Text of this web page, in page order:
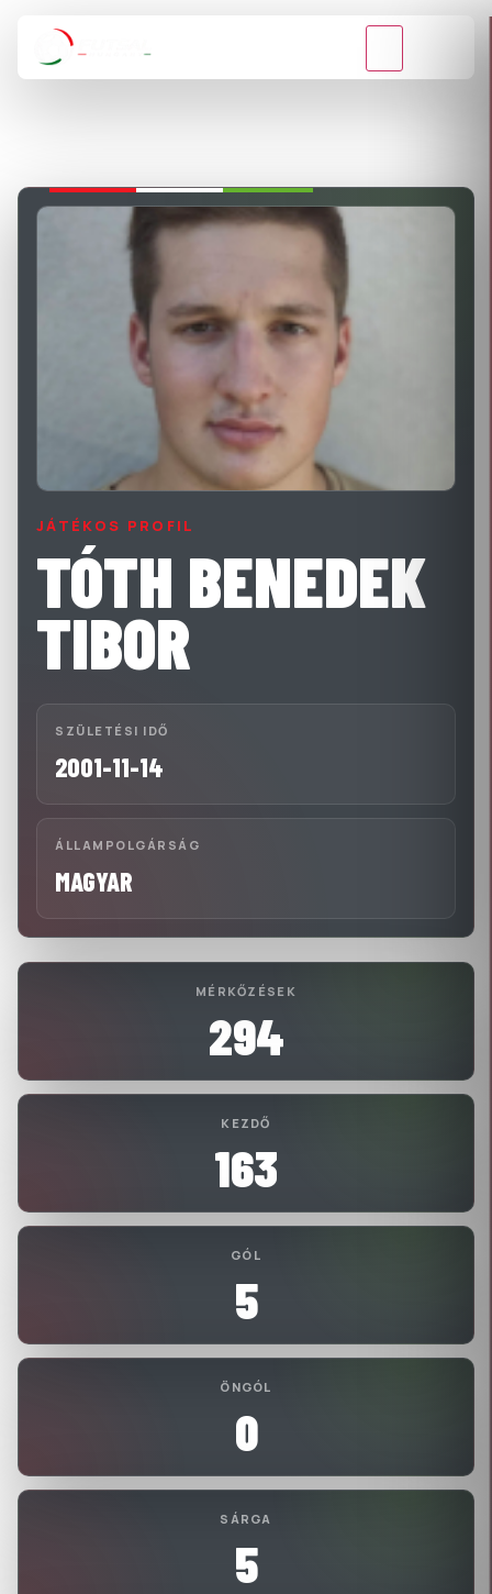
JÁTÉKOS PROFIL
TÓTH BENEDEK
TIBOR
SZÜLETÉSI IDŐ
2001-11-14
ÁLLAMPOLGÁRSÁG
MAGYAR
MÉRKŐZÉSEK
294
KEZDŐ
163
GÓL
5
ÖNGÓL
0
SÁRGA
5